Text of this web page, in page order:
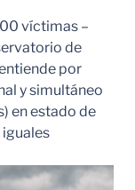
víctimas –
de
por
y simultáneo
en estado de
iguales